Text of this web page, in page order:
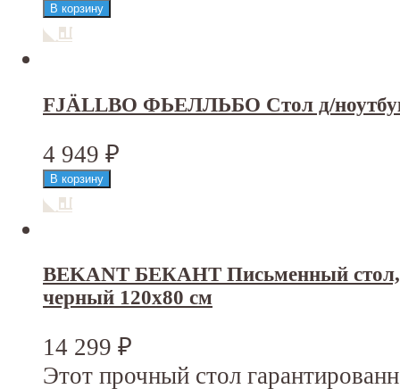
FJÄLLBO ФЬЕЛЛЬБО Стол д/
4 949 ₽
BEKANT БЕКАНТ Письменный
черный 120x80 см
14 299 ₽
Этот прочный стол